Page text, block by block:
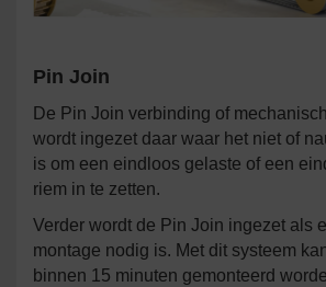
Pin Join
De Pin Join verbinding of
wordt ingezet daar waar het niet of
is om een eindloos gelaste of een
riem in te zetten.
Verder wordt de Pin Join ingezet als
montage nodig is. Met dit systeem
binnen 15 minuten gemonteerd